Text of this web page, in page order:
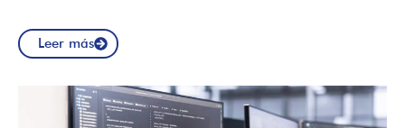
Leer más